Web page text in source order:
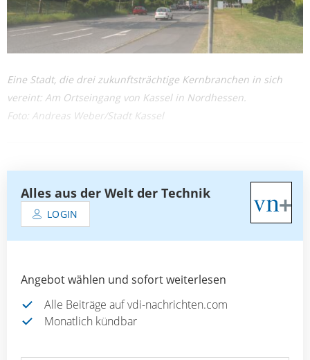
Eine Stadt, die drei zukunftsträchtige Kernbranchen in sich
vereint: Am Ortseingang von Kassel in Nordhessen.
Foto: Andreas Weber/Stadt Kassel
Alles aus der Welt der Technik
LOGIN
Angebot wählen und sofort weiterlesen
Alle Beiträge auf vdi-nachrichten.com
Monatlich kündbar